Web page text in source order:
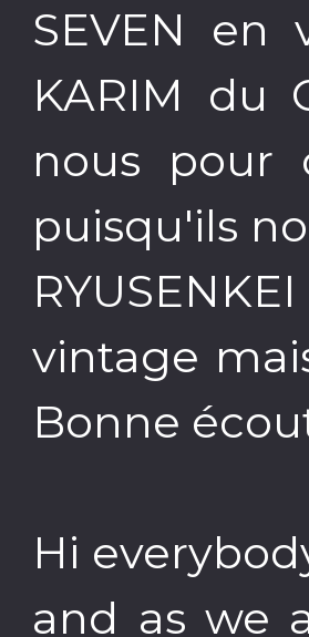
SEVEN en
KARIM du
nous pour
puisqu'ils
vintage
Bonne
Hi
and as we